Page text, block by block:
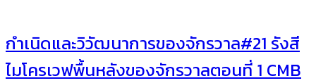
กำเนิดและวิวัฒนาการของจักรวาล#21 รังสี
ไมโครเวฟพื้นหลังของจักรวาลตอนที่ 1 CMB